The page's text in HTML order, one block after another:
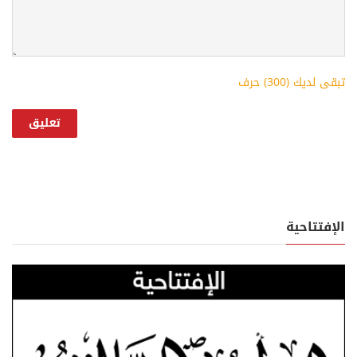
تبقى لديك (300) حرف
الإفتتاحية